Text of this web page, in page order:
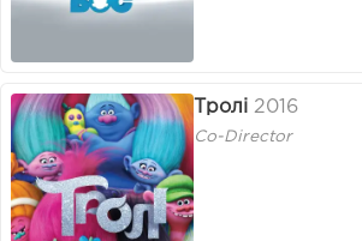
Тролі 2016
Co-Director